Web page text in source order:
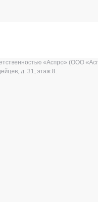
«Аспро» (ООО
д. 31, этаж 8.